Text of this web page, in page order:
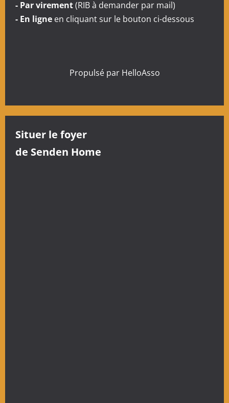
- Par virement(RIB à demander par mail)
- En ligne en cliquant sur le bouton ci-dessous
Propulsé par HelloAsso
Situer le foyer
de Senden Home